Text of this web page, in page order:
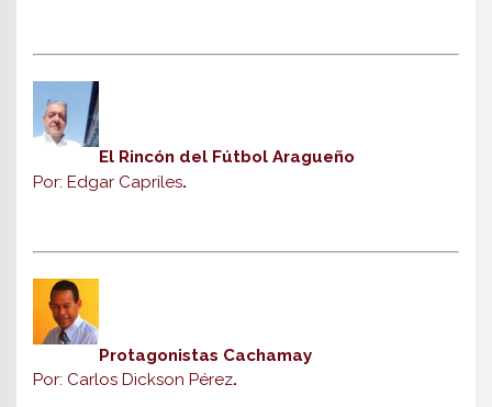
El Rincón del Fútbol Aragueño
Por: Edgar Capriles.
Protagonistas Cachamay
Por: Carlos Dickson Pérez.